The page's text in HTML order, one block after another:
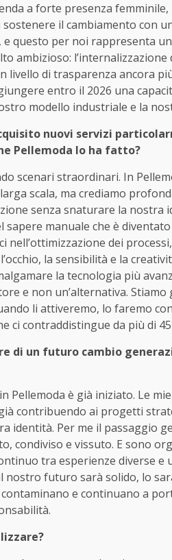
a forte presenza
sostenere il cambiamento con
e questo per noi rappresenta
ambizioso:
di trasparenza ancora
entro il 2026 una
modello industriale e la
nuovi servizi
Pellemoda lo ha fatto?
scenari straordinari. In
scala, ma crediamo
senza snaturare la nostra
sapere manuale che è
nell’ottimizzazione dei
la sensibilità e la
la tecnologia più
e non un’alternativa.
li attiveremo, lo faremo
ci contraddistingue da più di
di un futuro cambio
Pellemoda è già iniziato. Le
contribuendo ai progetti
identità. Per me il passaggio
condiviso e vissuto. E sono
tra esperienze diverse e
nostro futuro sarà solido, lo
e continuano a